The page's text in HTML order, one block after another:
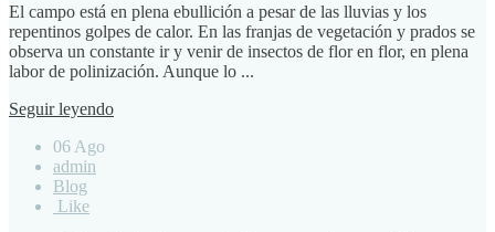
El campo está en plena ebullición a pesar de las lluvias y los
repentinos golpes de calor. En las franjas de vegetación y prados se
observa un constante ir y venir de insectos de flor en flor, en plena
labor de polinización. Aunque lo ...
Seguir leyendo
06 Ago
admin
Blog
Like